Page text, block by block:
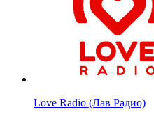
Love Radio (Лав Радио)